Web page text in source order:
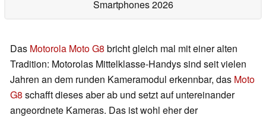
Smartphones 2026
Das Motorola Moto G8 bricht gleich mal mit einer alten
Tradition: Motorolas Mittelklasse-Handys sind seit vielen
Jahren an dem runden Kameramodul erkennbar, das Moto
G8 schafft dieses aber ab und setzt auf untereinander
angeordnete Kameras. Das ist wohl eher der